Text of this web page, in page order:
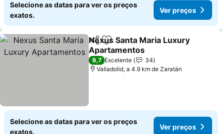
Selecione as datas para ver os preços
exatos.
Ver preços
PartilharAdicionar aos favoritos
Nexus Santa Maria Luxury
Apartamentos
9,7 Excelente
34
Valladolid, a 4.9 km de Zaratán
Selecione as datas para ver os preços
exatos.
Ver preços